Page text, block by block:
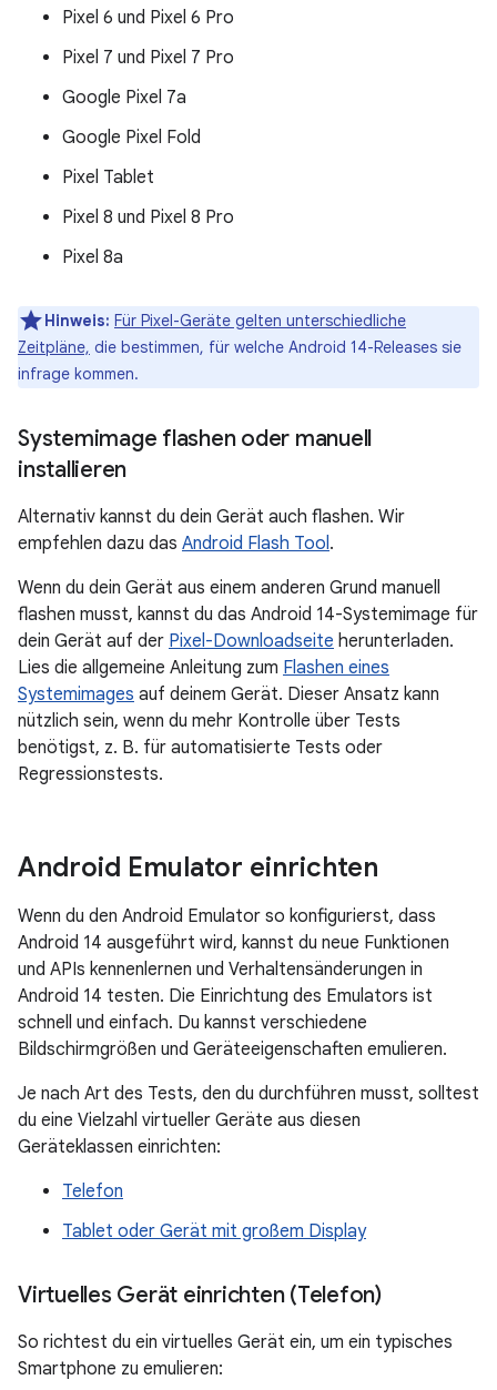
Pixel 6 und Pixel 6 Pro
Pixel 7 und Pixel 7 Pro
Google Pixel 7a
Google Pixel Fold
Pixel Tablet
Pixel 8 und Pixel 8 Pro
Pixel 8a
Hinweis: Für Pixel-Geräte gelten unterschiedliche
Zeitpläne, die bestimmen, für welche Android 14-Releases sie
infrage kommen.
Systemimage flashen oder manuell
installieren
Alternativ kannst du dein Gerät auch flashen. Wir
empfehlen dazu das Android Flash Tool.
Wenn du dein Gerät aus einem anderen Grund manuell
flashen musst, kannst du das Android 14-Systemimage für
dein Gerät auf der Pixel-Downloadseite herunterladen.
Lies die allgemeine Anleitung zum Flashen eines
Systemimages auf deinem Gerät. Dieser Ansatz kann
nützlich sein, wenn du mehr Kontrolle über Tests
benötigst, z. B. für automatisierte Tests oder
Regressionstests.
Android Emulator einrichten
Wenn du den Android Emulator so konfigurierst, dass
Android 14 ausgeführt wird, kannst du neue Funktionen
und APIs kennenlernen und Verhaltensänderungen in
Android 14 testen. Die Einrichtung des Emulators ist
schnell und einfach. Du kannst verschiedene
Bildschirmgrößen und Geräteeigenschaften emulieren.
Je nach Art des Tests, den du durchführen musst, solltest
du eine Vielzahl virtueller Geräte aus diesen
Geräteklassen einrichten:
Telefon
Tablet oder Gerät mit großem Display
Virtuelles Gerät einrichten (Telefon)
So richtest du ein virtuelles Gerät ein, um ein typisches
Smartphone zu emulieren: